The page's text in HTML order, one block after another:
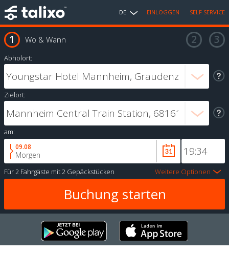
DE EINLOGGEN SELF SERVICE
Wo & Wann
Abholort:
Zielort:
am:
09.08
Morgen
Für2 Fahrgäste mit2 Gepäckstücken Weitere Optionen